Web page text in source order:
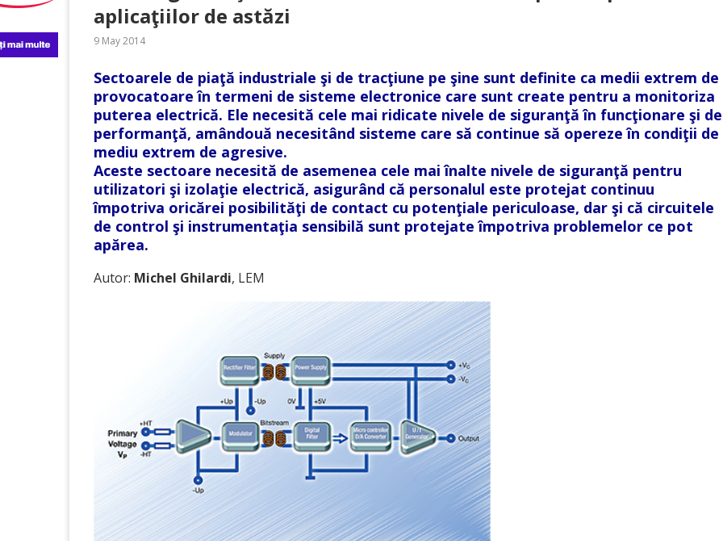
aplicaţiilor de astăzi
9 May 2014
Sectoarele de piaţă industriale şi de tracţiune pe şine sunt definite ca medii extrem de
provocatoare în termeni de sisteme electronice care sunt create pentru a monitoriza
puterea electrică. Ele necesită cele mai ridicate nivele de siguranţă în funcţionare şi de
performanţă, amândouă necesitând sisteme care să continue să opereze în condiţii de
mediu extrem de agresive.
Aceste sectoare necesită de asemenea cele mai înalte nivele de siguranţă pentru
utilizatori şi izolaţie electrică, asigurând că personalul este protejat continuu
împotriva oricărei posibilităţi de contact cu potenţiale periculoase, dar şi că circuitele
de control şi instrumentaţia sensibilă sunt protejate împotriva problemelor ce pot
apărea.
Autor: Michel Ghilardi, LEM